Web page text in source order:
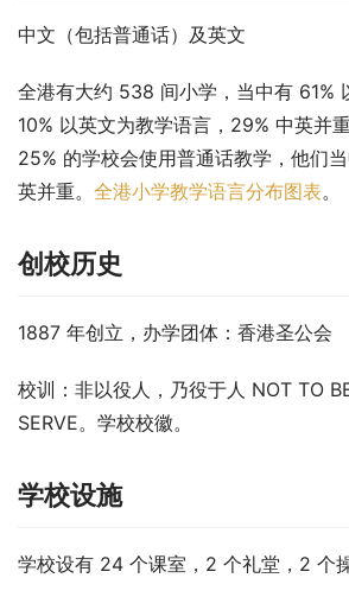
中文（包括普通话）及英文
全港有大约 538 间小学，当中有 61%
10% 以英文为教学语言，29% 中英并
25% 的学校会使用普通话教学，他们
英并重。 全港小学教学语言分布图表。
创校历史
1887 年创立，办学团体：香港圣公会
校训：非以役人，乃役于人 NOT TO
SERVE。学校校徽。
学校设施
学校设有 24 个课室，2 个礼堂，2 个